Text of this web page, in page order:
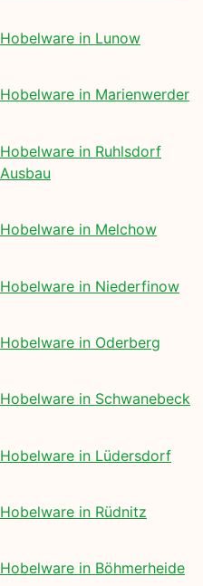
Hobelware in Lunow
Hobelware in Marienwerder
Hobelware in Ruhlsdorf
Ausbau
Hobelware in Melchow
Hobelware in Niederfinow
Hobelware in Oderberg
Hobelware in Schwanebeck
Hobelware in Lüdersdorf
Hobelware in Rüdnitz
Hobelware in Böhmerheide